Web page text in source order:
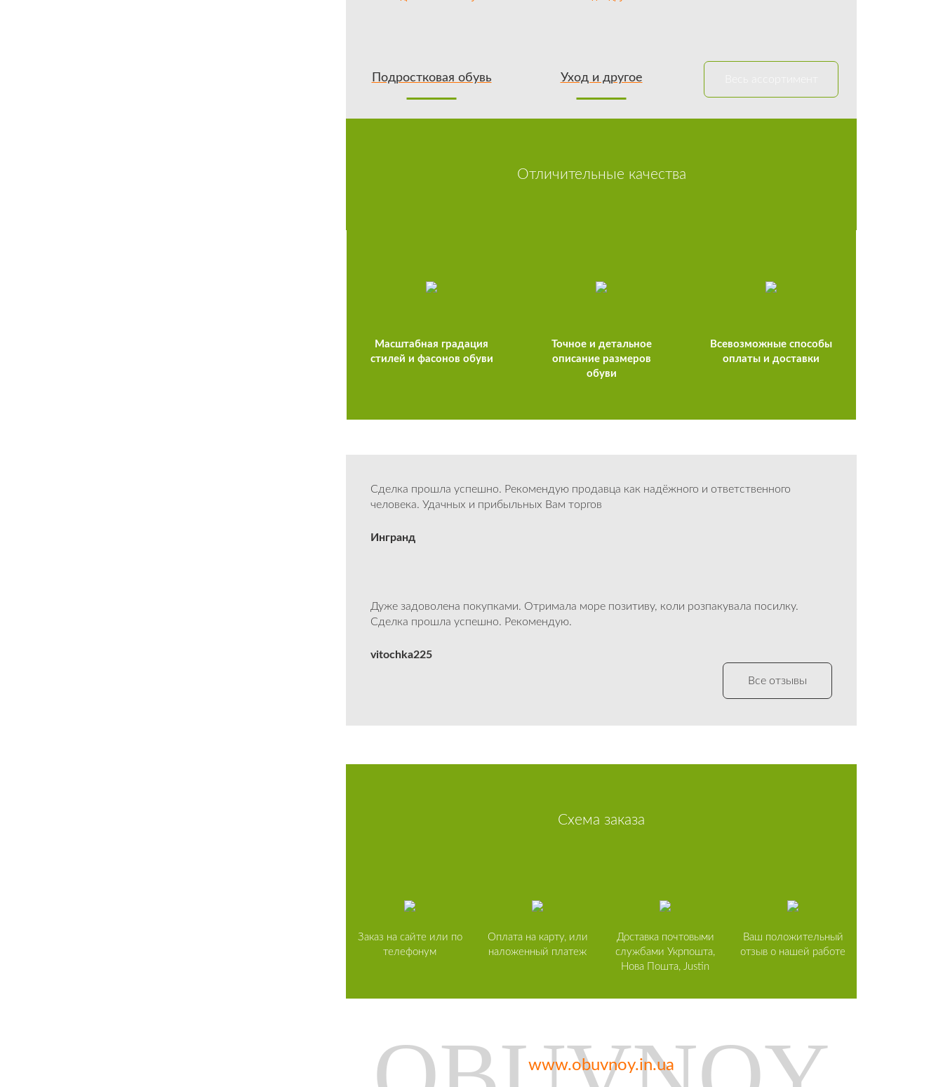
Подростковая обувь Уход и другое
Отличительные качества
Масштабная градация
стилей и фасонов обуви
Точное и детальное
описание размеров
обуви
Всевозможные способы
оплаты и доставки
Сделка прошла успешно. Рекомендую продавца как надёжного и ответственного
человека. Удачных и прибыльных Вам торгов
Ингранд
Дуже задоволена покупками. Отримала море позитиву, коли розпакувала посилку.
Сделка прошла успешно. Рекомендую.
vitochka225
Все отзывы
Схема заказа
Заказ на сайте или по
телефонум
Оплата на карту, или
наложенный платеж
Доставка почтовыми
службами Укрпошта,
Нова Пошта, Justin
Ваш положительный
отзыв о нашей работе
www.obuvnoy.in.ua